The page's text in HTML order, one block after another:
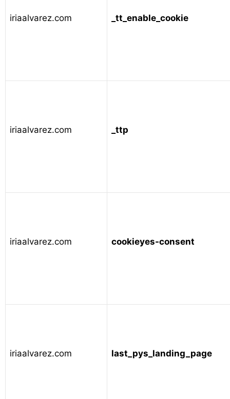
iriaalvarez.com _tt_enable_cookie
iriaalvarez.com _ttp
iriaalvarez.com cookieyes-consent
iriaalvarez.com last_pys_landing_page